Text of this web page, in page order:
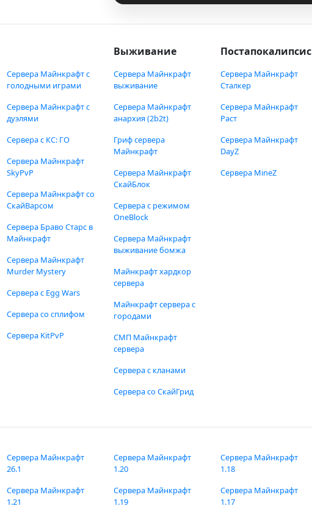
Сервера Майнкрафт с
голодными играми
Сервера Майнкрафт с
дуэлями
Сервера с КС: ГО
Сервера Майнкрафт
SkyPvP
Сервера Майнкрафт со
СкайВарсом
Сервера Браво Старс в
Майнкрафт
Сервера Майнкрафт
Murder Mystery
Сервера с Egg Wars
Сервера со сплифом
Сервера KitPvP
Выживание
Сервера Майнкрафт
выживание
Сервера Майнкрафт
анархия (2b2t)
Гриф сервера
Майнкрафт
Сервера Майнкрафт
СкайБлок
Сервера с режимом
OneBlock
Сервера Майнкрафт
выживание бомжа
Майнкрафт хардкор
сервера
Майнкрафт сервера с
городами
СМП Майнкрафт
сервера
Сервера с кланами
Сервера со СкайГрид
Постапокалипсис
Сервера Майнкрафт
Сталкер
Сервера Майнкрафт
Раст
Сервера Майнкрафт
DayZ
Сервера MineZ
Сервера Майнкрафт
26.1
Сервера Майнкрафт
1.21
Сервера Майнкрафт
1.20
Сервера Майнкрафт
1.19
Сервера Майнкрафт
1.18
Сервера Майнкрафт
1.17